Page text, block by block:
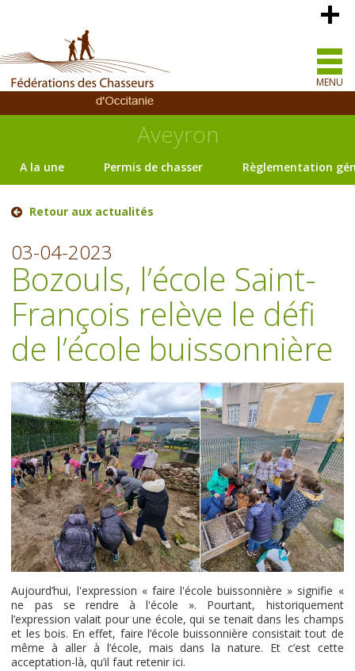
MENU
Aveyron
A la une Permis de chasser Règlementation
Retour aux actualités
03-04-2023
Bozouls, l’école Saint-
François relève le défi
de l’école buissonnière
Aujourd’hui, l'expression « faire l'école buissonnière » signifie «
ne pas se rendre à l'école ». Pourtant, historiquement
l’expression valait pour une école, qui se tenait dans les champs
et les bois. En effet, faire l’école buissonnière consistait tout de
même à aller à l’école, mais dans la nature. Et c’est cette
acceptation-là, qu’il faut retenir ici.